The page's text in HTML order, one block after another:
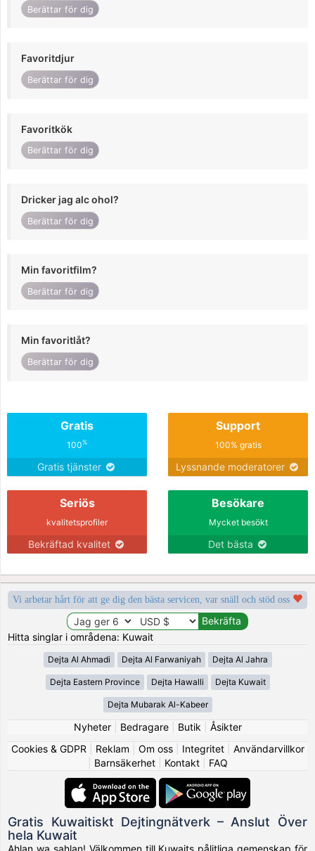
Berättar för dig
Favoritdjur
Berättar för dig
Favoritkök
Berättar för dig
Dricker jag alc ohol?
Berättar för dig
Min favoritfilm?
Berättar för dig
Min favoritlåt?
Berättar för dig
Gratis
100%
Gratis tjänster
Support
100% gratis
Lyssnande moderatorer
Seriös
kvalitetsprofiler
Bekräftad kvalitet
Besökare
Mycket besökt
Det bästa
Vi arbetar hårt för att ge dig den bästa servicen, var snäll och stöd oss
Hitta singlar i områdena: Kuwait
Dejta Al Ahmadi Dejta Al Farwaniyah Dejta Al Jahra
Dejta Eastern Province Dejta Hawalli Dejta Kuwait
Dejta Mubarak Al-Kabeer
Nyheter| Bedragare| Butik
Åsikter
Cookies & GDPR
Reklam Om oss| Integritet| Användarvillkor
Barnsäkerhet| Kontakt| FAQ
Gratis Kuwaitiskt Dejtingnätverk – Anslut Över
hela Kuwait
Ahlan wa sahlan! Välkommen till Kuwaits pålitliga gemenskap för